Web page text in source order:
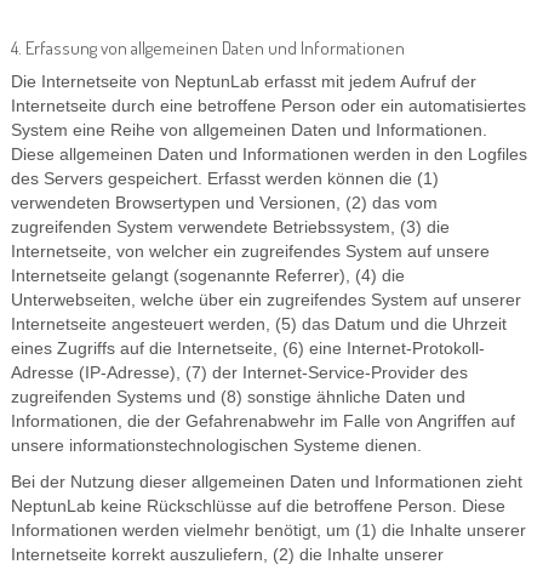
4. Erfassung von allgemeinen Daten und Informationen
Die Internetseite von NeptunLab erfasst mit jedem Aufruf der
Internetseite durch eine betroffene Person oder ein automatisiertes
System eine Reihe von allgemeinen Daten und Informationen.
Diese allgemeinen Daten und Informationen werden in den Logfiles
des Servers gespeichert. Erfasst werden können die (1)
verwendeten Browsertypen und Versionen, (2) das vom
zugreifenden System verwendete Betriebssystem, (3) die
Internetseite, von welcher ein zugreifendes System auf unsere
Internetseite gelangt (sogenannte Referrer), (4) die
Unterwebseiten, welche über ein zugreifendes System auf unserer
Internetseite angesteuert werden, (5) das Datum und die Uhrzeit
eines Zugriffs auf die Internetseite, (6) eine Internet-Protokoll-
Adresse (IP-Adresse), (7) der Internet-Service-Provider des
zugreifenden Systems und (8) sonstige ähnliche Daten und
Informationen, die der Gefahrenabwehr im Falle von Angriffen auf
unsere informationstechnologischen Systeme dienen.
Bei der Nutzung dieser allgemeinen Daten und Informationen zieht
NeptunLab keine Rückschlüsse auf die betroffene Person. Diese
Informationen werden vielmehr benötigt, um (1) die Inhalte unserer
Internetseite korrekt auszuliefern, (2) die Inhalte unserer